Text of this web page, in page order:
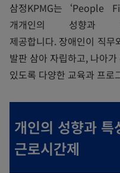
삼정KPMG는 ‘People
개개인의 성향과
제공합니다. 장애인이 직무
발판 삼아 자립하고, 나아
있도록 다양한 교육과 프로
개인의 성향과
근로시간제